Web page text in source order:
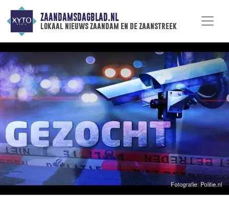
ZAANDAMSDAGBLAD.NL
lokaal nieuws zaandam en de zaanstreek